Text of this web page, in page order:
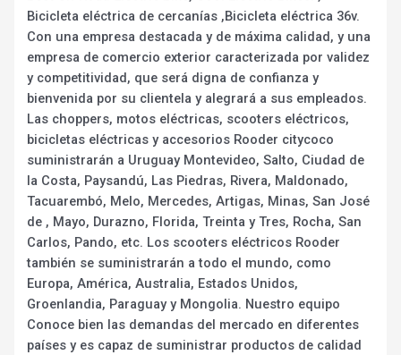
Bicicleta eléctrica de cercanías ,Bicicleta eléctrica 36v.
Con una empresa destacada y de máxima calidad, y una
empresa de comercio exterior caracterizada por validez
y competitividad, que será digna de confianza y
bienvenida por su clientela y alegrará a sus empleados.
Las choppers, motos eléctricas, scooters eléctricos,
bicicletas eléctricas y accesorios Rooder citycoco
suministrarán a Uruguay Montevideo, Salto, Ciudad de
la Costa, Paysandú, Las Piedras, Rivera, Maldonado,
Tacuarembó, Melo, Mercedes, Artigas, Minas, San José
de , Mayo, Durazno, Florida, Treinta y Tres, Rocha, San
Carlos, Pando, etc. Los scooters eléctricos Rooder
también se suministrarán a todo el mundo, como
Europa, América, Australia, Estados Unidos,
Groenlandia, Paraguay y Mongolia. Nuestro equipo
Conoce bien las demandas del mercado en diferentes
países y es capaz de suministrar productos de calidad